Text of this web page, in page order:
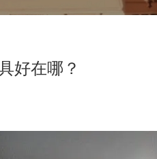
好在哪？